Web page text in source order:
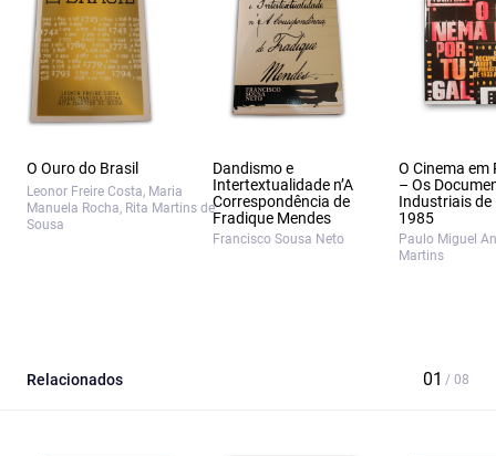
O Ouro do Brasil
Leonor Freire Costa, Maria
Manuela Rocha, Rita Martins de
Sousa
Dandismo e
Intertextualidade n’A
Correspondência de
Fradique Mendes
Francisco Sousa Neto
O Cinema em
– Os
Industriais de
1985
Paulo Miguel
Martins
Relacionados